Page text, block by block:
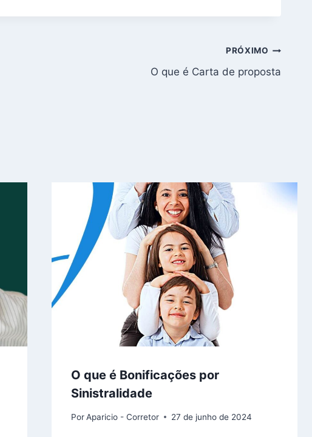
PRÓXIMO
O que é Carta de proposta
O que é Bonificações por
Sinistralidade
Por Aparicio - Corretor 27 de junho de 2024